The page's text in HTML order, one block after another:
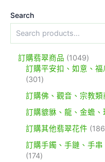
Search
訂購翡翠商品
1049
訂購平安扣、如意、
301
訂購佛、觀音、宗教類
訂購貔貅、龍、金蟾、
訂購其他翡翠花件
186
訂購手鐲、手鏈、手
174